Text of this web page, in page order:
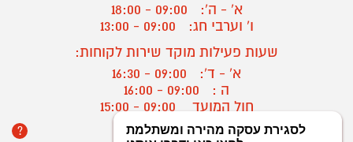
א' - ה':
09:00 - 18:00
ו' וערבי חג:
09:00 - 13:00
שעות פעילות מוקד שירות לקוחות:
א' - ד':
09:00 - 16:30
ה :
09:00 - 16:00
חול המועד
? יצירת קשר/ביטול הזמנה